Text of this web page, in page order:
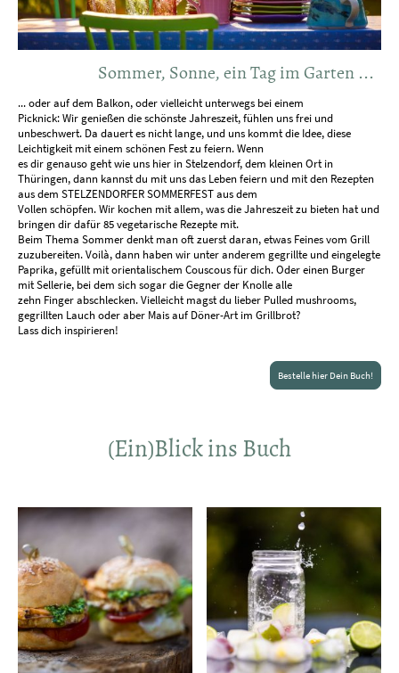
Sommer, Sonne, ein Tag im Garten ...
... oder auf dem Balkon, oder vielleicht unterwegs bei einem
Picknick: Wir genießen die schönste Jahreszeit, fühlen uns frei und
unbeschwert. Da dauert es nicht lange, und uns kommt die Idee, diese
Leichtigkeit mit einem schönen Fest zu feiern. Wenn
es dir genauso geht wie uns hier in Stelzendorf, dem kleinen Ort in
Thüringen, dann kannst du mit uns das Leben feiern und mit den Rezepten
aus dem STELZENDORFER SOMMERFEST aus dem
Vollen schöpfen. Wir kochen mit allem, was die Jahreszeit zu bieten hat und
bringen dir dafür 85 vegetarische Rezepte mit.
Beim Thema Sommer denkt man oft zuerst daran, etwas Feines vom Grill
zuzubereiten. Voilà, dann haben wir unter anderem gegrillte und eingelegte
Paprika, gefüllt mit orientalischem Couscous für dich. Oder einen Burger
mit Sellerie, bei dem sich sogar die Gegner der Knolle alle
zehn Finger abschlecken. Vielleicht magst du lieber Pulled mushrooms,
gegrillten Lauch oder aber Mais auf Döner-Art im Grillbrot?
Lass dich inspirieren!
Bestelle hier Dein Buch!
(Ein)Blick ins Buch